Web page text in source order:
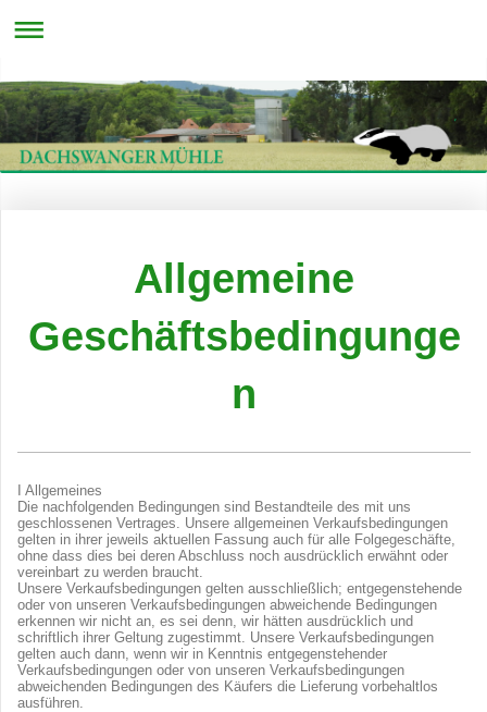
Allgemeine
Geschäftsbedingunge
n
I Allgemeines
Die nachfolgenden Bedingungen sind Bestandteile des mit uns
geschlossenen Vertrages. Unsere allgemeinen Verkaufsbedingungen
gelten in ihrer jeweils aktuellen Fassung auch für alle Folgegeschäfte,
ohne dass dies bei deren Abschluss noch ausdrücklich erwähnt oder
vereinbart zu werden braucht.
Unsere Verkaufsbedingungen gelten ausschließlich; entgegenstehende
oder von unseren Verkaufsbedingungen abweichende Bedingungen
erkennen wir nicht an, es sei denn, wir hätten ausdrücklich und
schriftlich ihrer Geltung zugestimmt. Unsere Verkaufsbedingungen
gelten auch dann, wenn wir in Kenntnis entgegenstehender
Verkaufsbedingungen oder von unseren Verkaufsbedingungen
abweichenden Bedingungen des Käufers die Lieferung vorbehaltlos
ausführen.